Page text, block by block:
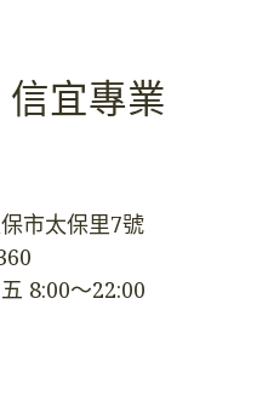
宜專業
市太保里7號
8:00～22:00